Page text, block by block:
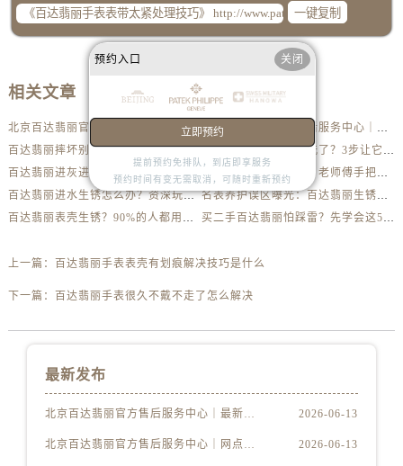
一键复制
相关文章
北京百达翡丽官方售后服务中心｜最新地址及服务热线权威信息公示（2026年6月最新）
北京百达翡丽官方售后服务中心｜网点地址与客服电话权威信息公示（2026年6月最新）
百达翡丽摔坏别乱动！第一步做错可能报废
你的百达翡丽多久没洗了？3步让它焕然一新
百达翡丽进灰进水？先别急着送修，这样做更安全
百达翡丽磕了怎么办？老师傅手把手教你修复技巧
百达翡丽进水生锈怎么办？资深玩家教你自救方法
名表养护误区曝光：百达翡丽生锈真相揭秘
百达翡丽表壳生锈？90%的人都用错了清洁方法
买二手百达翡丽怕踩雷？先学会这5个防伪要点
上一篇： 百达翡丽手表表壳有划痕解决技巧是什么
下一篇： 百达翡丽手表很久不戴不走了怎么解决
最新发布
北京百达翡丽官方售后服务中心｜最新地址及服务热线权威信息公示（2026年6月最新） 2026-06-13
北京百达翡丽官方售后服务中心｜网点地址与客服电话权威信息公示（2026年6月最新） 2026-06-13
预约入口 关闭
立即预约
提前预约免排队，到店即享服务
预约时间有变无需取消，可随时重新预约